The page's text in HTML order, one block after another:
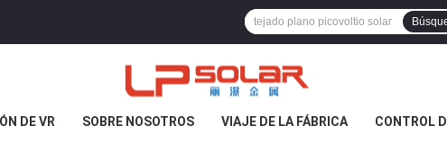
DE VR SOBRE NOSOTROS VIAJE DE LA FÁBRICA CONTROL